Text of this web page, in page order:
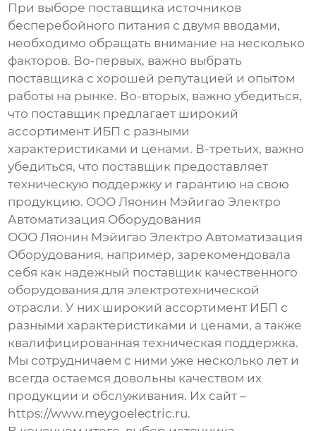
При выборе поставщика источников
бесперебойного питания с двумя вводами,
необходимо обращать внимание на несколько
факторов. Во-первых, важно выбрать
поставщика с хорошей репутацией и опытом
работы на рынке. Во-вторых, важно убедиться,
что поставщик предлагает широкий
ассортимент ИБП с разными
характеристиками и ценами. В-третьих, важно
убедиться, что поставщик предоставляет
техническую поддержку и гарантию на свою
продукцию. ООО Ляонин Мэйигао Электро
Автоматизация Оборудования
ООО Ляонин Мэйигао Электро Автоматизация
Оборудования, например, зарекомендовала
себя как надежный поставщик качественного
оборудования для электротехнической
отрасли. У них широкий ассортимент ИБП с
разными характеристиками и ценами, а также
квалифицированная техническая поддержка.
Мы сотрудничаем с ними уже несколько лет и
всегда остаемся довольны качеством их
продукции и обслуживания. Их сайт –
https://www.meygoelectric.ru.